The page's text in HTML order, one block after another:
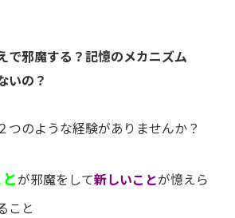
で邪魔する？記憶のメカニズム
いの？
つのような経験がありませんか？
が邪魔をして新しいことが憶えら
こと